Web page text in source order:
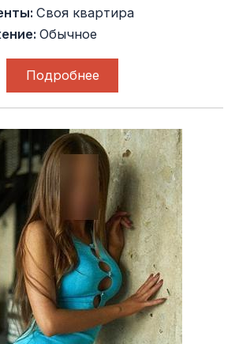
Своя квартира
Обычное
Подробнее